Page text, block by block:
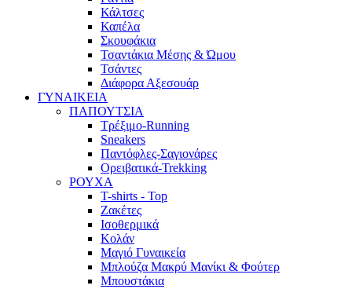
Κάλτσες
Καπέλα
Σκουφάκια
Τσαντάκια Μέσης & Ώμου
Τσάντες
Διάφορα Αξεσουάρ
ΓΥΝΑΙΚΕΙΑ
ΠΑΠΟΥΤΣΙΑ
Τρέξιμο-Running
Sneakers
Παντόφλες-Σαγιονάρες
Ορειβατικά-Trekking
ΡΟΥΧΑ
T-shirts - Top
Ζακέτες
Ισοθερμικά
Κολάν
Μαγιό Γυναικεία
Μπλούζα Μακρύ Μανίκι & Φούτερ
Μπουστάκια